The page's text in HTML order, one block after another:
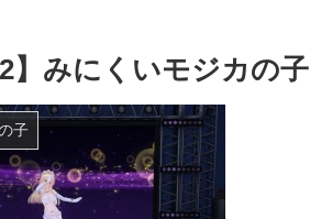
】みにくいモジカの子
子